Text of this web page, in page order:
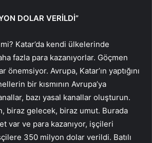
DOLAR VERİLDİ”
Katar’da kendi ülkelerinde
fazla para kazanıyorlar. Göçmen
önemsiyor. Avrupa, Katar’ın yaptığını
bir kısmının Avrupa’ya
bazı yasal kanallar oluşturun.
biraz gelecek, biraz umut. Burada
var ve para kazanıyor, işçileri
350 milyon dolar verildi. Batılı